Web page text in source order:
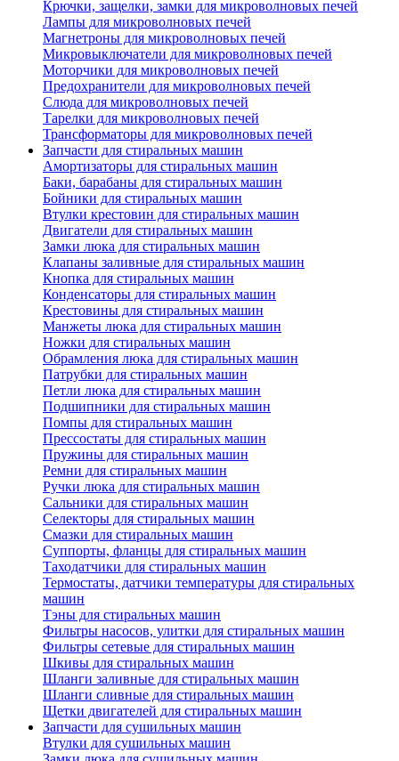
Крючки, защелки, замки для микроволновых печей
Лампы для микроволновых печей
Магнетроны для микроволновых печей
Микровыключатели для микроволновых печей
Моторчики для микроволновых печей
Предохранители для микроволновых печей
Слюда для микроволновых печей
Тарелки для микроволновых печей
Трансформаторы для микроволновых печей
Запчасти для стиральных машин
Амортизаторы для стиральных машин
Баки, барабаны для стиральных машин
Бойники для стиральных машин
Втулки крестовин для стиральных машин
Двигатели для стиральных машин
Замки люка для стиральных машин
Клапаны заливные для стиральных машин
Кнопка для стиральных машин
Конденсаторы для стиральных машин
Крестовины для стиральных машин
Манжеты люка для стиральных машин
Ножки для стиральных машин
Обрамления люка для стиральных машин
Патрубки для стиральных машин
Петли люка для стиральных машин
Подшипники для стиральных машин
Помпы для стиральных машин
Прессостаты для стиральных машин
Пружины для стиральных машин
Ремни для стиральных машин
Ручки люка для стиральных машин
Сальники для стиральных машин
Селекторы для стиральных машин
Смазки для стиральных машин
Суппорты, фланцы для стиральных машин
Таходатчики для стиральных машин
Термостаты, датчики температуры для стиральных
машин
Тэны для стиральных машин
Фильтры насосов, улитки для стиральных машин
Фильтры сетевые для стиральных машин
Шкивы для стиральных машин
Шланги заливные для стиральных машин
Шланги сливные для стиральных машин
Щетки двигателей для стиральных машин
Запчасти для сушильных машин
Втулки для сушильных машин